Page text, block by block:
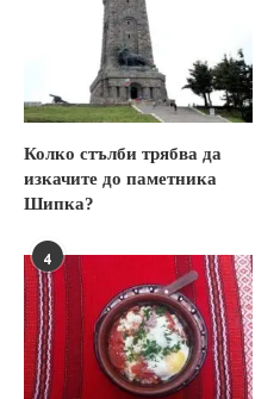
Колко стълби трябва да
изкачите до паметника
Шипка?
4